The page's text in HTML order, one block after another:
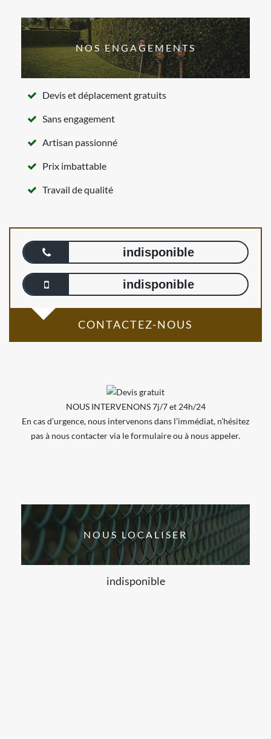
NOS ENGAGEMENTS
Devis et déplacement gratuits
Sans engagement
Artisan passionné
Prix imbattable
Travail de qualité
indisponible
indisponible
CONTACTEZ-NOUS
NOUS INTERVENONS 7j/7 et 24h/24
En cas d’urgence, nous intervenons dans l’immédiat, n’hésitez
pas à nous contacter via le formulaire ou à nous appeler.
NOUS LOCALISER
indisponible